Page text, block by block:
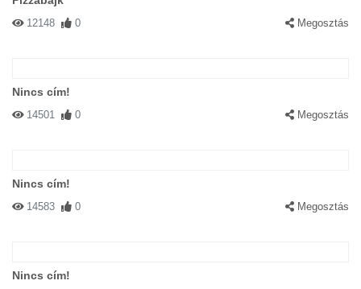
12148 0 Megosztás
Nincs cím!
14501 0 Megosztás
Nincs cím!
14583 0 Megosztás
Nincs cím!